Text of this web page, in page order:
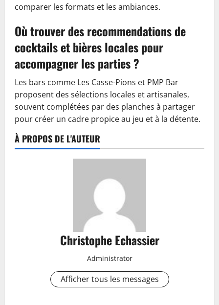
comparer les formats et les ambiances.
Où trouver des recommendations de
cocktails et bières locales pour
accompagner les parties ?
Les bars comme Les Casse-Pions et PMP Bar
proposent des sélections locales et artisanales,
souvent complétées par des planches à partager
pour créer un cadre propice au jeu et à la détente.
À PROPOS DE L'AUTEUR
Christophe Echassier
Administrator
Afficher tous les messages